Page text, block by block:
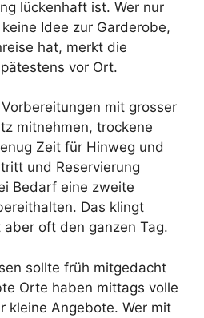
lückenhaft ist. Wer nur
Idee zur Garderobe,
hat, merkt die
vor Ort.
mit grosser
mitnehmen, trockene
Zeit für Hinweg und
und Reservierung
Bedarf eine zweite
Das klingt
oft den ganzen Tag.
sollte früh mitgedacht
Orte haben mittags volle
kleine Angebote. Wer mit